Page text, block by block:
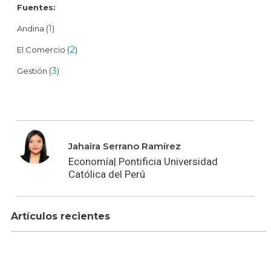
Fuentes:
Andina (1)
El Comercio (2)
Gestión (3)
Jahaira Serrano Ramírez
Economía| Pontificia Universidad
Católica del Perú
Artículos recientes